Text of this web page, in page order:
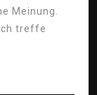
Meinung.
treffe